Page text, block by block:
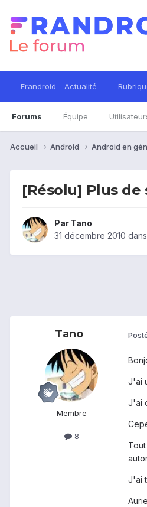
Frandroid - Actualité
Forums Équipe
Accueil Android Android en
[Résolu] Plus
Par Tano
31 décembre 2010 dans
Tano
Membre
8
J'ai
J'ai
J'ai